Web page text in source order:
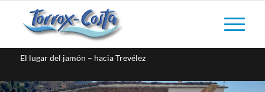
El lugar del jamón – hacia Trevélez